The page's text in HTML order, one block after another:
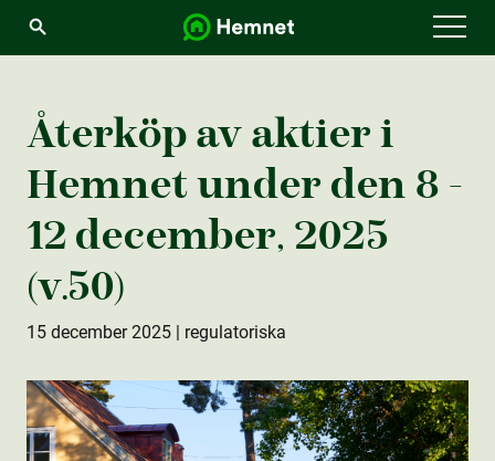
Återköp av aktie­r i
Hemnet under den 8 -
12 december, 2025
(v.50)
15 december 2025 | regulatoriska